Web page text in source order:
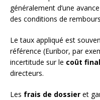
généralement d’une
des conditions de
Le taux appliqué est
référence (Euribor, par
incertitude sur le coût final
directeurs.
Les frais de dossier et